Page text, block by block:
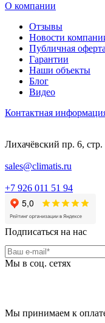
О компании
Отзывы
Новости
Публичная оферта
Гарантии
Наши объекты
Блог
Видео
Контактная
Лихачёвский пр. 6,
sales@climatis.ru
+7 926 011 51 94
Подписаться на нас
Мы в соц. сетях
Мы принимаем к